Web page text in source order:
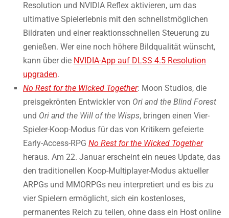
Resolution und NVIDIA Reflex aktivieren, um das
ultimative Spielerlebnis mit den schnellstmöglichen
Bildraten und einer reaktionsschnellen Steuerung zu
genießen. Wer eine noch höhere Bildqualität wünscht,
kann über die NVIDIA-App auf DLSS 4.5 Resolution
upgraden.
No Rest for the Wicked Together: Moon Studios, die
preisgekrönten Entwickler von Ori and the Blind Forest
und Ori and the Will of the Wisps, bringen einen Vier-
Spieler-Koop-Modus für das von Kritikern gefeierte
Early-Access-RPG No Rest for the Wicked Together
heraus. Am 22. Januar erscheint ein neues Update, das
den traditionellen Koop-Multiplayer-Modus aktueller
ARPGs und MMORPGs neu interpretiert und es bis zu
vier Spielern ermöglicht, sich ein kostenloses,
permanentes Reich zu teilen, ohne dass ein Host online